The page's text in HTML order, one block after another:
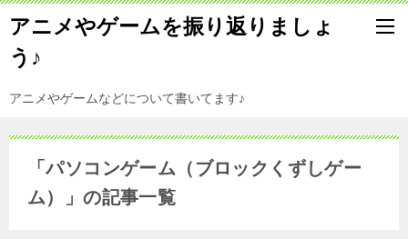
アニメやゲームを振り返りましょ
う♪
アニメやゲームなどについて書いてます♪
「パソコンゲーム（ブロックくずしゲー
ム）」の記事一覧